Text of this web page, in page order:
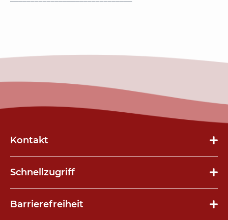
Kontakt
Schnellzugriff
überspringen
Barrierefreiheit